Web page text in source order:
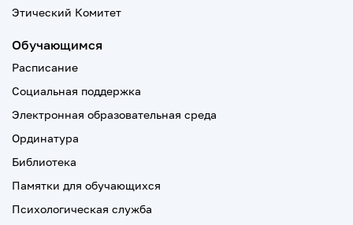
Этический Комитет
Обучающимся
Расписание
Социальная поддержка
Электронная образовательная среда
Ординатура
Библиотека
Памятки для обучающихся
Психологическая служба